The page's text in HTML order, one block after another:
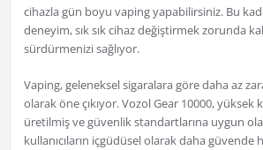
cihazla gün boyu vaping yapabilirsiniz. Bu
deneyim, sık sık cihaz değiştirmek zorunda
sürdürmenizi sağlıyor.
Vaping, geleneksel sigaralara göre daha az
olarak öne çıkıyor. Vozol Gear 10000, yüksek
üretilmiş ve güvenlik standartlarına uygun
kullanıcıların içgüdüsel olarak daha güvende